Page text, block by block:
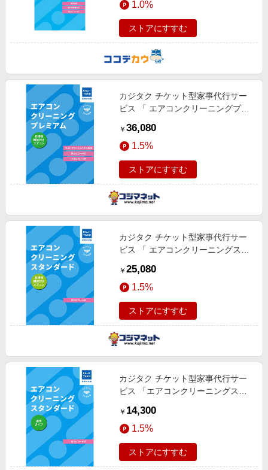
1.0%
ストアにすすむ
カジタク チケット型家事代行サー
ビス 「 エアコンクリーニングプレ
」
￥ 36,080
1.5%
ストアにすすむ
カジタク チケット型家事代行サー
ビス 「 エアコンクリーニングスタ
用) 」
￥ 25,080
1.5%
ストアにすすむ
カジタク チケット型家事代行サー
ビス 「エアコンクリーニングスタ
ー自動お掃除エアコンは対象外)
￥ 14,300
1.5%
ストアにすすむ